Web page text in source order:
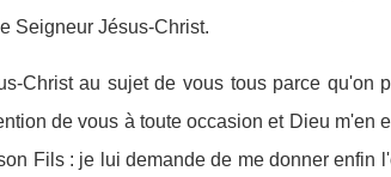
Seigneur Jésus-Christ.
Christ au sujet de vous tous parce qu'on
de vous à toute occasion et Dieu m'en
Fils : je lui demande de me donner enfin